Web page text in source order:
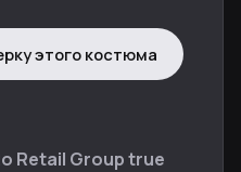
этого костюма
Retail Group true